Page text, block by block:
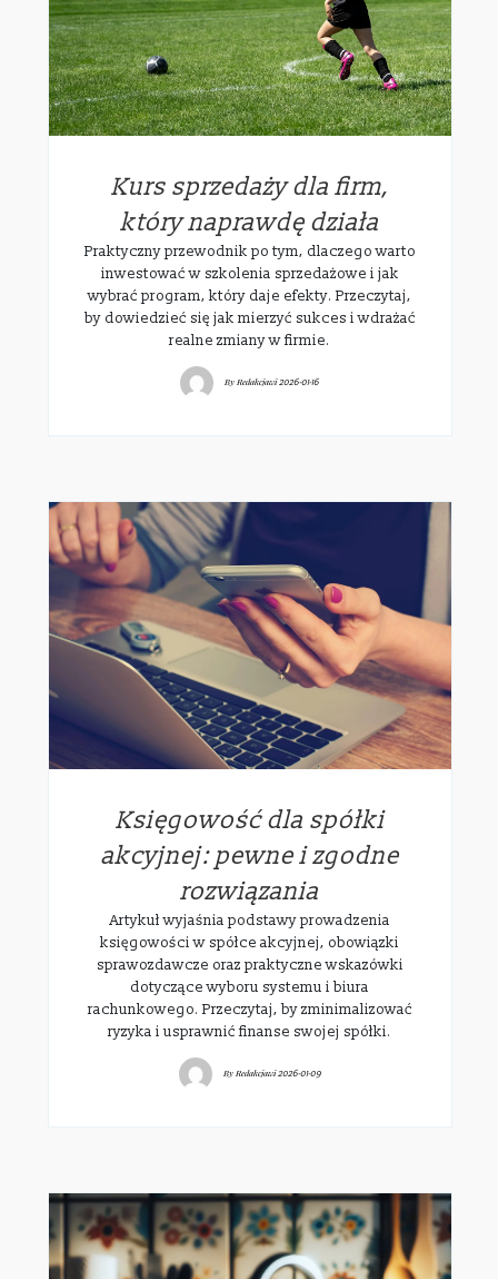
Kurs sprzedaży dla firm,
który naprawdę działa
Praktyczny przewodnik po tym, dlaczego warto
inwestować w szkolenia sprzedażowe i jak
wybrać program, który daje efekty. Przeczytaj,
by dowiedzieć się jak mierzyć sukces i wdrażać
realne zmiany w firmie.
ByRedakcjawi 2026-01-16
Księgowość dla spółki
akcyjnej: pewne i zgodne
rozwiązania
Artykuł wyjaśnia podstawy prowadzenia
księgowości w spółce akcyjnej, obowiązki
sprawozdawcze oraz praktyczne wskazówki
dotyczące wyboru systemu i biura
rachunkowego. Przeczytaj, by zminimalizować
ryzyka i usprawnić finanse swojej spółki.
ByRedakcjawi 2026-01-09